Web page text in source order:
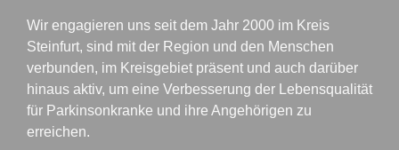
Wir engagieren uns seit dem Jahr 2000 im Kreis
Steinfurt, sind mit der Region und den Menschen
verbunden, im Kreisgebiet präsent und auch darüber
hinaus aktiv, um eine Verbesserung der Lebensqualität
für Parkinsonkranke und ihre Angehörigen zu
erreichen.